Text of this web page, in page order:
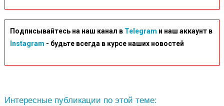
Подписывайтесь на наш канал в Telegram и наш аккаунт в
Instagram - будьте всегда в курсе наших новостей
Интересные публикации по этой теме: